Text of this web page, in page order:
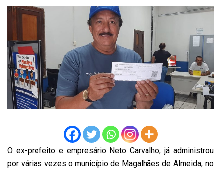
O ex-prefeito e empresário Neto Carvalho, já administrou
por várias vezes o município de Magalhães de Almeida, no